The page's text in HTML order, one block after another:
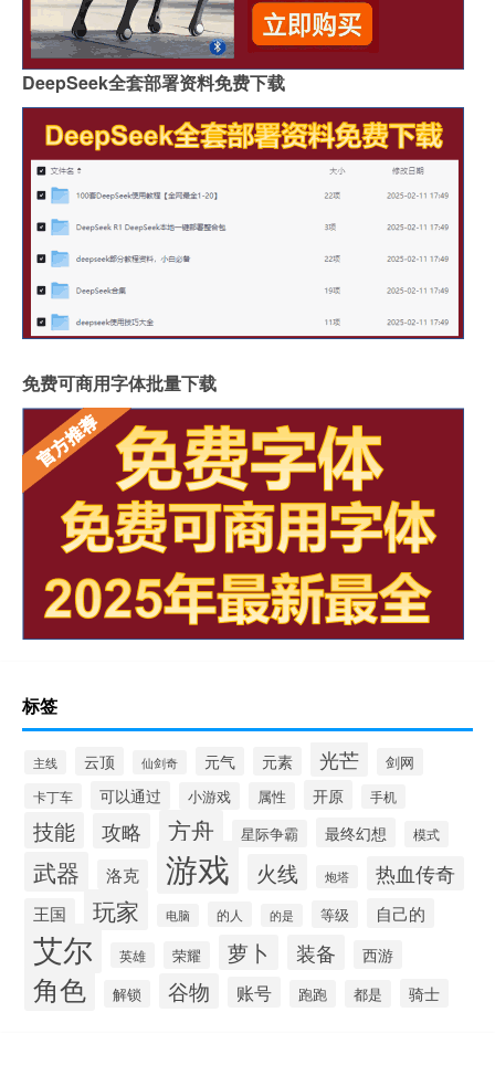
DeepSeek全套部署资料免费下载
免费可商用字体批量下载
标签
主线 云顶 仙剑奇 元气 元素 光芒 剑网
卡丁车 可以通过 小游戏 属性 开原 手机
技能 攻略 方舟 星际争霸 最终幻想 模式
武器 洛克 游戏 火线 炮塔 热血传奇
王国 玩家 电脑 的人 的是 等级 自己的
艾尔 英雄 荣耀 萝卜 装备 西游
角色 解锁 谷物 账号 跑跑 都是 骑士